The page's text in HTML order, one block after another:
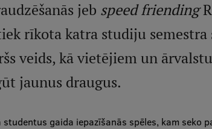
jeb speed friending
rīkota katra studiju
veids, kā vietējiem un
jaunus draugus.
studentus gaida iepazīšanās spēles, kam seko